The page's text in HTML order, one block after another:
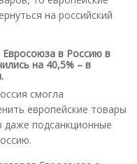
на российский
Евросоюза в Россию в
на 40,5% – в
смогла
европейские товары
даже подсанкционные